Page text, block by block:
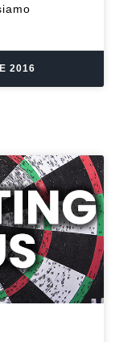
2016